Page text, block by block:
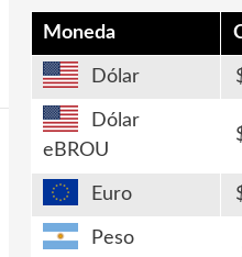
Moneda
Dólar
Dólar
eBROU
Euro
Peso